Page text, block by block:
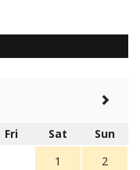
Fri Sat
Sun
1
2